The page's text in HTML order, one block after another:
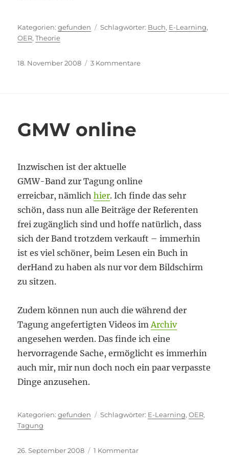
Kategorien
gefunden Schlagwörter
Buch, E-Learning,
OER,Theorie
Veröffentlicht
18. November 2008 3 Kommentarezu
GMW online
Inzwischen ist der aktuelle
GMW-Band zur Tagung online
erreicbar, nämlichhier. Ich finde das sehr
schön, dass nun alle Beiträge der Referenten
frei zugänglich sind und hoffe natürlich, dass
sich der Band trotzdem verkauft – immerhin
ist es viel schöner, beim Lesen ein Buch in
derHand zu haben als nur vor dem Bildschirm
zu sitzen.
Zudem können nun auch die während der
Tagung angefertigten Videos imArchiv
angesehen werden. Das finde ich eine
hervorragende Sache, ermöglicht es immerhin
auch mir, mir nun doch noch ein paar verpasste
Dinge anzusehen.
Kategorien
gefunden Schlagwörter
E-Learning,OER,
Tagung
Veröffentlicht
26. September 2008 1 Kommentarzu